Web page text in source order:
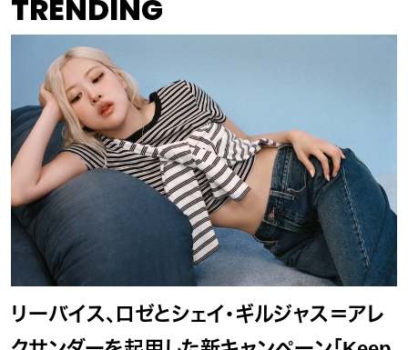
TRENDING
リーバイス、ロゼとシェイ・ギルジャス＝アレ